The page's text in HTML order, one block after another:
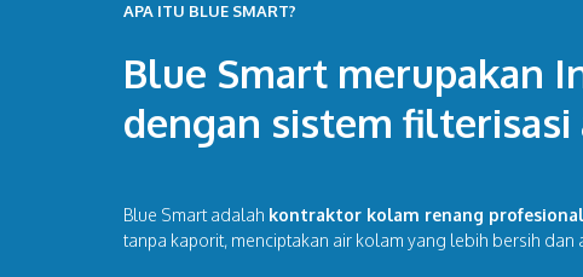
APA ITU BLUE SMART?
Blue Smart merupakan
dengan sistem filterisasi
Blue Smart adalah kontraktor kolam renang profesional
tanpa kaporit, menciptakan air kolam yang lebih bersih dan